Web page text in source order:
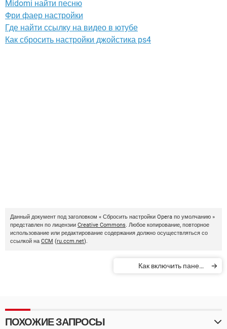
Midomi найти песню
Фри фаер настройки
Где найти ссылку на видео в ютубе
Как сбросить настройки джойстика ps4
Данный документ под заголовком « Сбросить настройки Opera по умолчанию »
представлен по лицензии Creative Commons. Любое копирование, повторное
использование или редактирование содержания должно осуществляться со
ссылкой на CCM (ru.ccm.net).
Как включить панель
ПОХОЖИЕ ЗАПРОСЫ